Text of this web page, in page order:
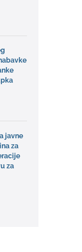
javne
za
za